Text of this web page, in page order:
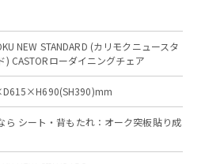
NEW STANDARD (カリモクニュースタ
) CASTORローダイニングチェア
ら シート・背もたれ：オーク突板貼り成